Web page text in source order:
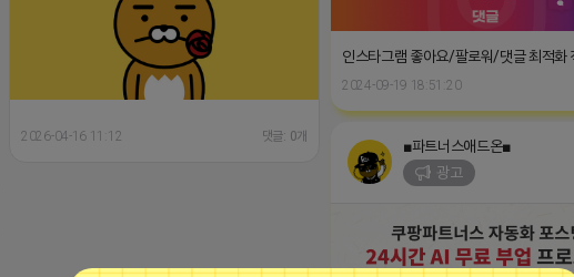
인스타그램 좋아요/팔로워/댓글 최적화
2024-09-19 18:51:20
2026-04-16 11:12 댓글: 0개
■파트너스애드온■
광고